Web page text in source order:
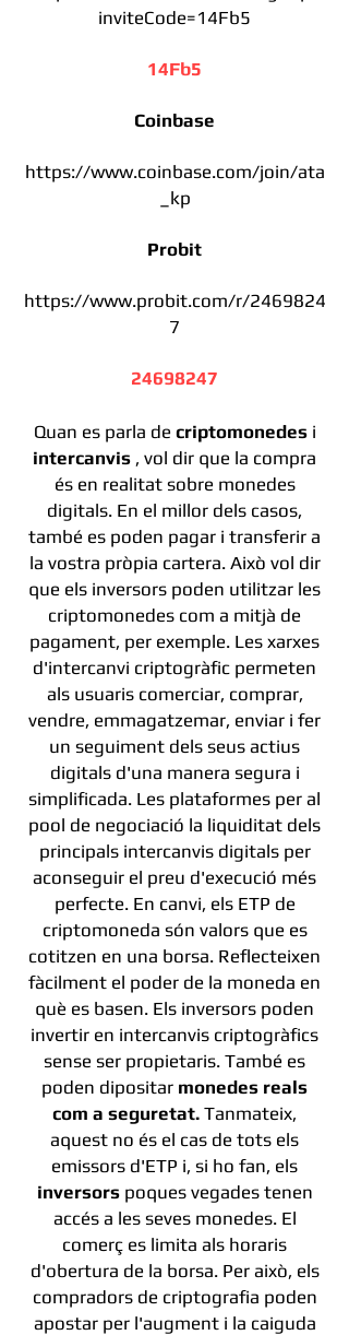
inviteCode=14Fb5
14Fb5
Coinbase
https://www.coinbase.com/join/ata
_kp
Probit
https://www.probit.com/r/2469824
7
24698247
Quan es parla de criptomonedesi
intercanvis , vol dir que la compra
és en realitat sobre monedes
digitals. En el millor dels casos,
també es poden pagar i transferir a
la vostra pròpia cartera. Això vol dir
que els inversors poden utilitzar les
criptomonedes com a mitjà de
pagament, per exemple. Les xarxes
d'intercanvi criptogràfic permeten
als usuaris comerciar, comprar,
vendre, emmagatzemar, enviar i fer
un seguiment dels seus actius
digitals d'una manera segura i
simplificada. Les plataformes per al
pool de negociació la liquiditat dels
principals intercanvis digitals per
aconseguir el preu d'execució més
perfecte. En canvi, els ETP de
criptomoneda són valors que es
cotitzen en una borsa. Reflecteixen
fàcilment el poder de la moneda en
què es basen. Els inversors poden
invertir en intercanvis criptogràfics
sense ser propietaris. També es
poden dipositar monedes reals
com a seguretat. Tanmateix,
aquest no és el cas de tots els
emissors d'ETP i, si ho fan, els
inversorspoques vegades tenen
accés a les seves monedes. El
comerç es limita als horaris
d'obertura de la borsa. Per això, els
compradors de criptografia poden
apostar per l'augment i la caiguda